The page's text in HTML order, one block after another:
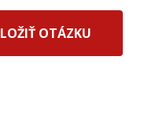
OTÁZKU